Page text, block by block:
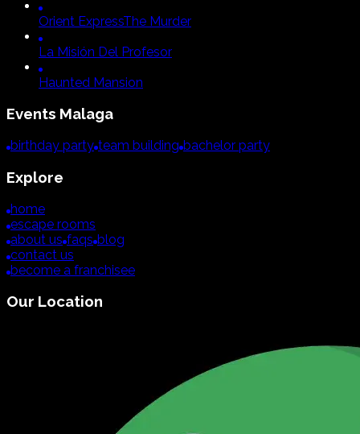
Orient ExpressThe Murder
La Misión Del Profesor
Haunted Mansion
Events Malaga
birthday party team building bachelor party
Explore
home
escape rooms
about us faqs blog
contact us
become a franchisee
Our Location